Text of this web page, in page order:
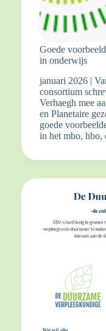
Goede
in onderwijs
januari 2026 |
consortium
Verhaegh mee
en Planetaire
goede
in het mbo,